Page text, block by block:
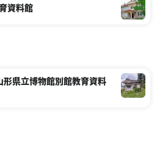
資料館
形県立博物館別館教育資料